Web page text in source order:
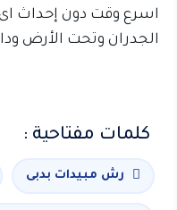
اسرع وقت دون إحداث
الجدران وتحت الأرض
كلمات مفتاحية :
رش مبيدات بدبى